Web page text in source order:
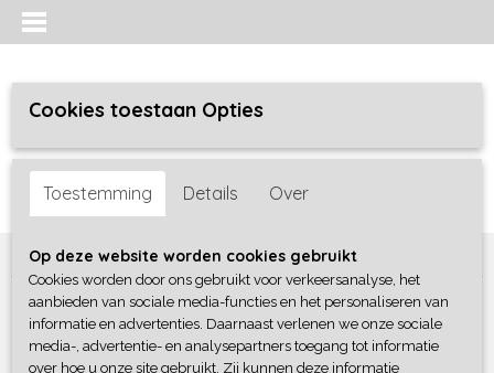
Inloggen Registreren
Home >Jongens>jassen / bodywarmers>B-Nosy
Cookies toestaan Opties
Toestemming Details Over
Op deze website worden cookies gebruikt
Cookies worden door ons gebruikt voor verkeersanalyse, het
aanbieden van sociale media-functies en het personaliseren van
informatie en advertenties. Daarnaast verlenen we onze sociale
media-, advertentie- en analysepartners toegang tot informatie
over hoe u onze site gebruikt. Zij kunnen deze informatie